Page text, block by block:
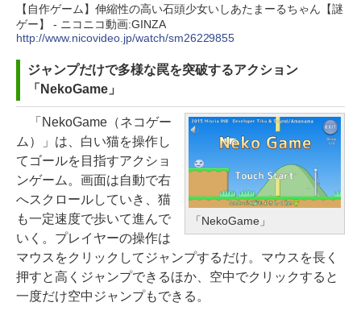
Apple 2026 MacBook Neo A18 Pr
oチップ搭載13インチノートブッ
uid Retinaディスプレイ、8GBメ
ime HDカメラ、Touch ID - インデ
ィゴ + 3年延長 AppleCare+ for 13
インチMacBook Neo(A18 Pro)|ダ
ウンロード版
￥162,598
tomtoc 360°保護 15.6 16インチ パ
ソコンケース Dell NEC Lavie ASU
S HP dynabook Lenovo対応
Robloxギフトカード - 800 Robux
【限定バーチャルアイテムを含
ロブロックス | オンラインコード版
￥1,300
Robloxギフトカード - 2,000 Robu
x 【限定バーチャルアイテムを含
む】 【オンラインゲームコード】
ロブロックス | オンラインコード版
￥3,200
Robloxギフトカード - 1000 Robu
生成AIパスポート公式テキスト 第
４版
￥1,766
1冊ですべて身につくHTML & CSS
とWebデザイン入門講座［第2版］
￥1,292
ClaudeCode いちばんやさしい 教
科書: 非エンジニア 初心者 素人 で
も安心 使い方 マニュアル AI副業に
もコンテンツ作成にもKindle出版
にも！ 非エンジニアのためのAIコ
Kindle Paperwhite シグニチャー
エディション (32GB) 7インチディ
調節ライト、12週間持続バッテリ
￥27,980
Amazon Kindle Paperwhite (16G
B) 7インチディスプレイ、色調調節
ライト、12週間持続バッテリー、
広告なし、ブラック
￥22,980
【自作ゲーム】伸縮性の高い石頭少女いしあたまーるちゃん【謎
ゲー】 - ニコニコ動画:GINZA
http://www.nicovideo.jp/watch/sm26229855
ジャンプだけで多様な罠を突破するアクション
「NekoGame」
「NekoGame」
「NekoGame（ネコゲー
ム）」は、白い猫を操作し
てゴールを目指すアクショ
ンゲーム。画面は自動で右
へスクロールしていき、猫
も一定速度で歩いて進んで
いく。プレイヤーの操作は
マウスをクリックしてジャンプするだけ。マウスを長く
押すと高くジャンプできるほか、空中でクリックすると
一度だけ空中ジャンプもできる。